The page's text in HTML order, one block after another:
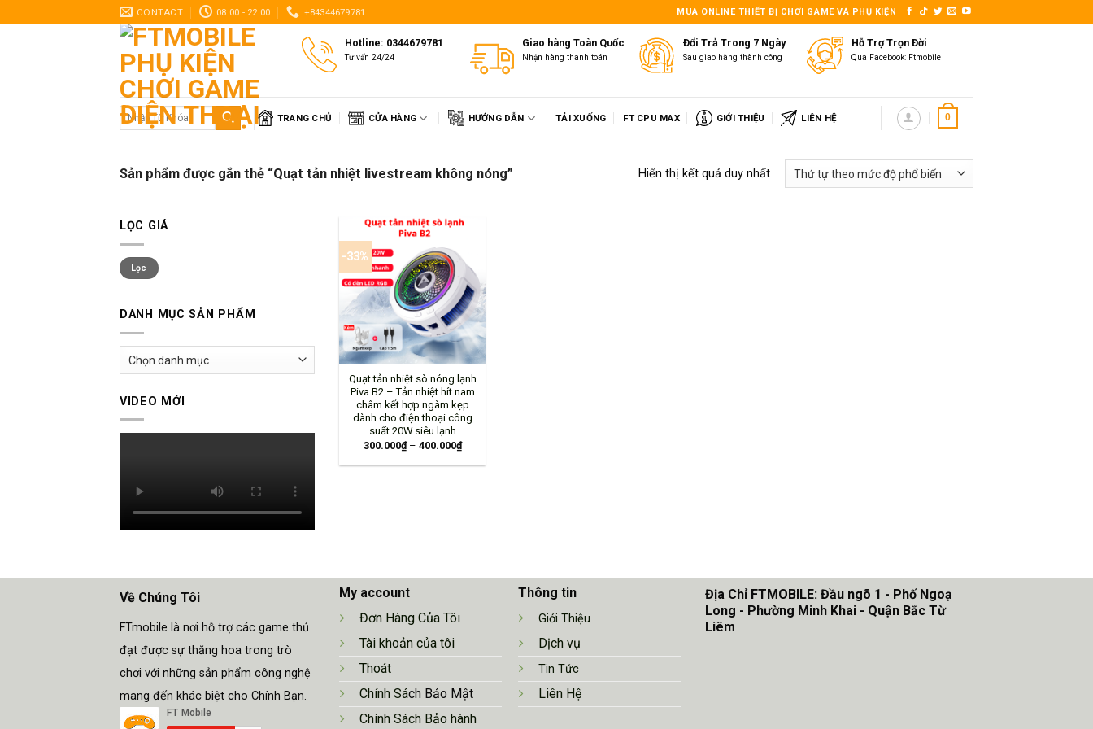
to
CONTACT 08:00 - 22:00 +84344679781 MUA ONLINE THIẾT BỊ CHƠI GAME VÀ PHỤ KIỆN
Hotline: 0344679781
Tư vấn 24/24
Giao hàng Toàn Quốc
Nhận hàng thanh toán
Đổi Trả Trong 7 Ngày
Sau giao hàng thành công
Hỗ Trợ Trọn Đời
Qua Facebook: Ftmobile
Tìm
kiếm:
TRANG CHỦ CỬA HÀNG HƯỚNG DẪN TẢI XUỐNG FT CPU MAX GIỚI THIỆU LIÊN HỆ 0
Sản phẩm được gắn thẻ “Quạt tản nhiệt livestream không nóng” Hiển thị kết quả duy nhất
LỌC GIÁ
Giá
thấp
nhất
Giá
cao
nhất
Lọc
DANH MỤC SẢN PHẨM
VIDEO MỚI
-33%
+
Quạt tản nhiệt sò nóng lạnh
Piva B2 – Tản nhiệt hít nam
châm kết hợp ngàm kẹp
dành cho điện thoại công
suất 20W siêu lạnh
300.000₫– 400.000₫
Về Chúng Tôi
FTmobile là nơi hỗ trợ các game thủ
đạt được sự thăng hoa trong trò
chơi với những sản phẩm công nghệ
mang đến khác biệt cho Chính Bạn.
My account
Đơn Hàng Của Tôi
Tài khoản của tôi
Thoát
Chính Sách Bảo Mật
Chính Sách Bảo hành
Thông tin
Giới Thiệu
Dịch vụ
Tin Tức
Liên Hệ
Địa Chỉ FTMOBILE: Đầu ngõ 1 - Phố Ngoạ
Long - Phường Minh Khai - Quận Bắc Từ
Liêm